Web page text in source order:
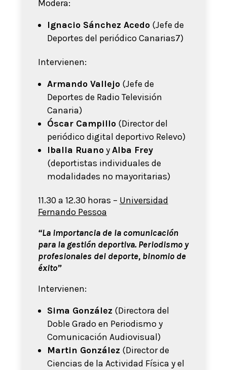
Modera:
Ignacio Sánchez Acedo(Jefe de
Deportes del periódico Canarias7)
Intervienen:
Armando Vallejo(Jefe de
Deportes de Radio Televisión
Canaria)
Óscar Campillo(Director del
periódico digital deportivo Relevo)
Iballa RuanoyAlba Frey
(deportistas individuales de
modalidades no mayoritarias)
11.30 a 12.30 horas – Universidad
Fernando Pessoa
“La importancia de la comunicación
para la gestión deportiva. Periodismo y
profesionales del deporte, binomio de
éxito”
Intervienen:
Sima González (Directora del
Doble Grado en Periodismo y
Comunicación Audiovisual)
Martin González (Director de
Ciencias de la Actividad Física y el